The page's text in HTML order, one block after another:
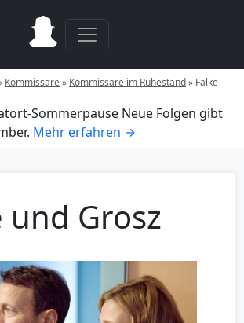
Kommissare» Kommissare im Ruhestand» Falke
Sommerpause Neue Folgen gibt
Mehr erfahren →
und Grosz